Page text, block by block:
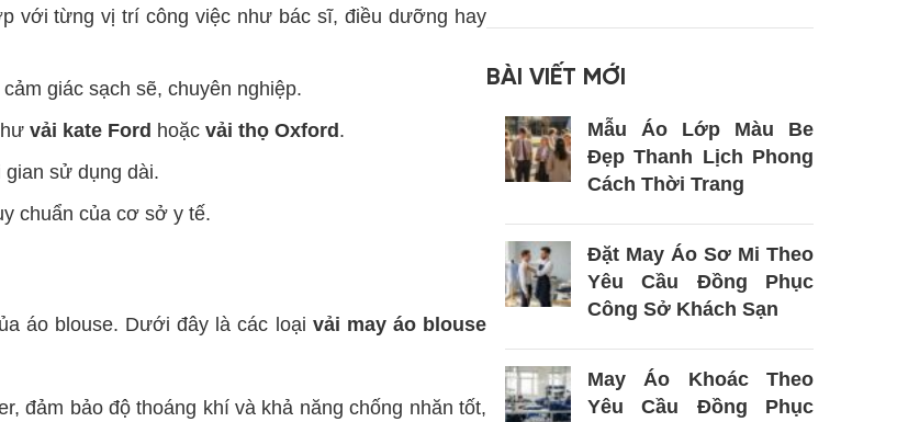
với từng vị trí công việc như bác sĩ, điều dưỡng hay
giác sạch sẽ, chuyên nghiệp.
vải kate Ford hoặc vải thọ Oxford .
sử dụng dài.
chuẩn của cơ sở y tế.
áo blouse. Dưới đây là các loại vải may áo blouse
đảm bảo độ thoáng khí và khả năng chống nhăn tốt,
BÀI VIẾT MỚI
Mẫu Áo Lớp Màu Be
Đẹp Thanh Lịch Phong
Cách Thời Trang
Đặt May Áo Sơ Mi Theo
Yêu Cầu Đồng Phục
Công Sở Khách Sạn
May Áo Khoác Theo
Yêu Cầu Đồng Phục